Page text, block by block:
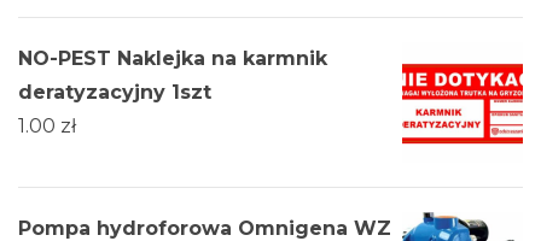
NO-PEST Naklejka na karmnik
deratyzacyjny 1szt
1.00 zł
Pompa hydroforowa Omnigena WZ